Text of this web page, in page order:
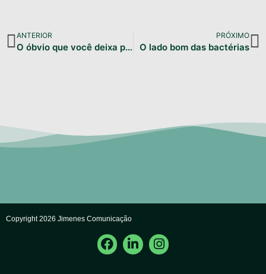
ANTERIOR
O óbvio que você deixa passar
PRÓXIMO
O lado bom das bactérias
Copyright 2026 Jimenes Comunicação